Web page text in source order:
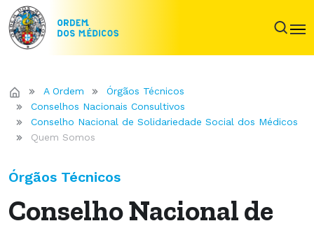
A Ordem
Órgãos Técnicos
Conselhos Nacionais Consultivos
Conselho Nacional de Solidariedade Social dos Médicos
Quem Somos
Órgãos Técnicos
Conselho Nacional de